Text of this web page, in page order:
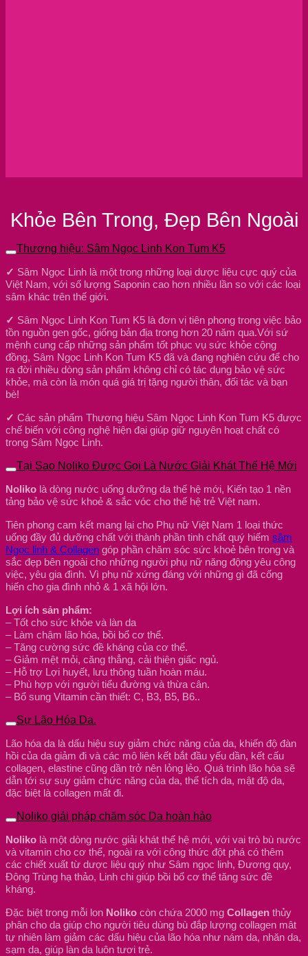
Khỏe Bên Trong, Đẹp Bên Ngoài
Thương hiệu: Sâm Ngọc Linh Kon Tum K5
✓ Sâm Ngọc Linh là một trong những loại dược liệu cực quý của
Việt Nam, với số lượng Saponin cao hơn nhiều lần so với các loại
sâm khác trên thế giới.
✓ Sâm Ngọc Linh Kon Tum K5 là đơn vị tiên phong trong việc bảo
tồn nguồn gen gốc, giống bản địa trong hơn 20 năm qua.Với sứ
mệnh cung cấp những sản phẩm tốt phục vụ sức khỏe cộng
đồng, Sâm Ngọc Linh Kon Tum K5 đã và đang nghiên cứu để cho
ra đời nhiều dòng sản phẩm không chỉ có tác dụng bảo vệ sức
khỏe, mà còn là món quá giá trị tặng người thân, đối tác và bạn
bè!
✓ Các sản phẩm Thương hiệu Sâm Ngọc Linh Kon Tum K5 được
chế biến với công nghệ hiện đại giúp giữ nguyên hoạt chất có
trong Sâm Ngọc Linh.
Tại Sao Noliko Được Gọi Là Nước Giải Khát Thế Hệ Mới
Noliko là dòng nước uống dưỡng da thế hệ mới, Kiến tạo 1 nền
tảng bảo vệ sức khoẻ & sắc vóc cho thế hệ trẻ Việt nam.
Tiên phong cam kết mang lại cho Phụ nữ Việt Nam 1 loại thức
uống đầy đủ dưỡng chất với thành phần tinh chất quý hiếm sâm
Ngọc linh & Collagen góp phần chăm sóc sức khoẻ bên trong và
sắc đẹp bên ngoài cho những người phụ nữ năng động yêu công
việc, yêu gia đình. Vì phụ nữ xứng đáng với những gì đã cống
hiến cho gia đình nhỏ & 1 xã hội lớn.
Lợi ích sản phẩm:
– Tốt cho sức khỏe và làn da
– Làm chậm lão hóa, bồi bổ cơ thể.
– Tăng cường sức đề kháng của cơ thể.
– Giảm mệt mỏi, căng thẳng, cải thiện giấc ngủ.
– Hỗ trợ Lợi huyết, lưu thông tuần hoàn máu.
– Phù hợp với người tiểu đường và thừa cân.
– Bổ sung Vitamin cần thiết: C, B3, B5, B6..
Sự Lão Hóa Da.
Lão hóa da là dấu hiệu suy giảm chức năng của da, khiến độ đàn
hồi của da giảm đi và các mô liên kết bắt đầu yếu dần, kết cấu
collagen, elastine cũng dần trở nên lỏng lẻo. Quá trình lão hóa sẽ
dẫn tới sự suy giảm chức năng của da, thể tích da, mật độ da,
đặc biệt là collagen mất đi.
Noliko giải pháp chăm sóc Da hoàn hảo
Noliko là một dòng nước giải khát thế hệ mới, với vai trò bù nước
và vitamin cho cơ thể, ngoài ra với công thức đột phá có thêm
các chiết xuất từ dược liệu quý như Sâm ngọc linh, Đương quy,
Đông Trùng hạ thảo, Linh chi giúp bồi bổ cơ thể tăng sức đề
kháng.
Đặc biệt trong mỗi lon Noliko còn chứa 2000 mg Collagen thủy
phân cho da giúp cho người tiêu dùng bù đắp lượng collagen mât
tự nhiên làm giảm các dấu hiệu của lão hóa như nám da, nhăn da,
sạm da, giúp làn da luôn tươi trẻ.